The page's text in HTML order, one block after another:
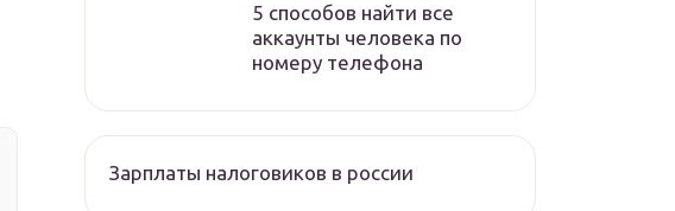
5 способов найти все
аккаунты человека по
номеру телефона
Зарплаты налоговиков в россии